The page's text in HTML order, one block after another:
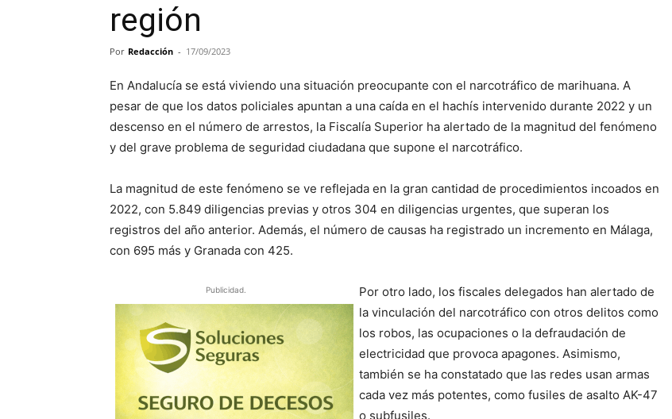
región
Por Redacción - 17/09/2023
En Andalucía se está viviendo una situación preocupante con el narcotráfico de marihuana. A
pesar de que los datos policiales apuntan a una caída en el hachís intervenido durante 2022 y un
descenso en el número de arrestos, la Fiscalía Superior ha alertado de la magnitud del fenómeno
y del grave problema de seguridad ciudadana que supone el narcotráfico.
La magnitud de este fenómeno se ve reflejada en la gran cantidad de procedimientos incoados en
2022, con 5.849 diligencias previas y otros 304 en diligencias urgentes, que superan los
registros del año anterior. Además, el número de causas ha registrado un incremento en Málaga,
con 695 más y Granada con 425.
Publicidad.
Por otro lado, los fiscales delegados han alertado de
la vinculación del narcotráfico con otros delitos como
los robos, las ocupaciones o la defraudación de
electricidad que provoca apagones. Asimismo,
también se ha constatado que las redes usan armas
cada vez más potentes, como fusiles de asalto AK-47
o subfusiles.